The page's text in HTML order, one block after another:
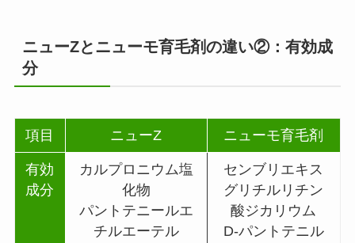
ニューZとニューモ育毛剤の違い②：有効成
分
項目 ニューZ ニューモ育毛剤
有効
成分
カルプロニウム塩
化物
パントテニールエ
チルエーテル
センブリエキス
グリチルリチン
酸ジカリウム
D-パントテニル